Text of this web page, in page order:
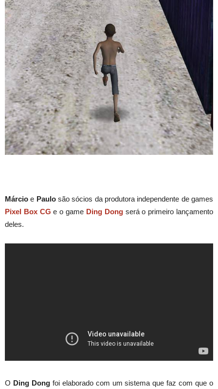
Márcio e Paulosão sócios da produtora independente de games
Pixel Box CG e o game Ding Dongserá o primeiro lançamento
deles.
O Ding Dongfoi elaborado com um sistema que faz com que o